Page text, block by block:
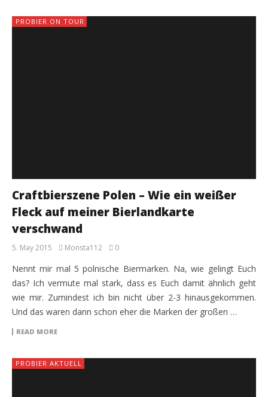
PROBIER ON TOUR
Craftbierszene Polen – Wie ein weißer
Fleck auf meiner Bierlandkarte
verschwand
5. May 2015 Monsta112 0
Nennt mir mal 5 polnische Biermarken. Na, wie gelingt Euch
das? Ich vermute mal stark, dass es Euch damit ähnlich geht
wie mir. Zumindest ich bin nicht über 2-3 hinausgekommen.
Und das waren dann schon eher die Marken der großen …
READ MORE
PROBIER AKTUELL